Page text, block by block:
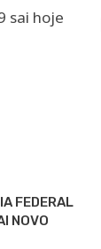
FEDERAL
NOVO